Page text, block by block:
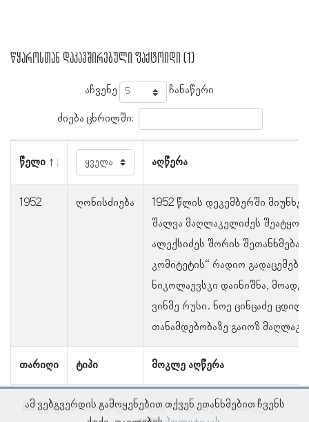
წყაროსთან დაკავშირებული ფაქტოიდი (1)
აჩვენე ჩანაწერი
ძიება ცხრილში:
წელი აღწერა
თარიღი ტიპი მოკლე აღწერა
1952 ღონისძიება
1952 წლის დეკემბერში
შალვა მაღლაკელიძეს
ალექსიძეს შორის შეთანხმება
კომიტეტის“ რადიო
ნიკოლაევსკი დაინიშნა,
ვინმე რუსი. ნოე ცინცაძე
თანამდებობაზე გაიოზ
ნაჩვენებია ჩანაწერები 1–დან 1–მდე, სულ 1 ჩანაწერი
ამ ვებგვერდის გამოყენებით თქვენ ეთანხმებით ჩვენს